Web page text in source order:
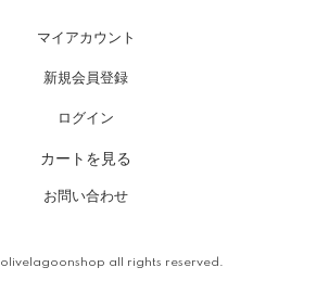
マイアカウント
新規会員登録
ログイン
カートを見る
お問い合わせ
olivelagoonshop all rights reserved.